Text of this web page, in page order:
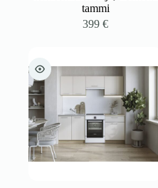
tammi
399€